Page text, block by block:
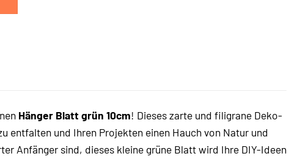
Hänger Blatt grün 10cm! Dieses zarte und filigrane Deko-
entfalten und Ihren Projekten einen Hauch von Natur und
Anfänger sind, dieses kleine grüne Blatt wird Ihre DIY-Ideen